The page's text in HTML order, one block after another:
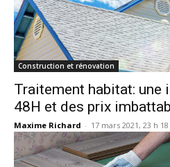
Construction et rénovation
Traitement habitat: une
48H et des prix
Maxime Richard - 17 mars 2021, 23 h